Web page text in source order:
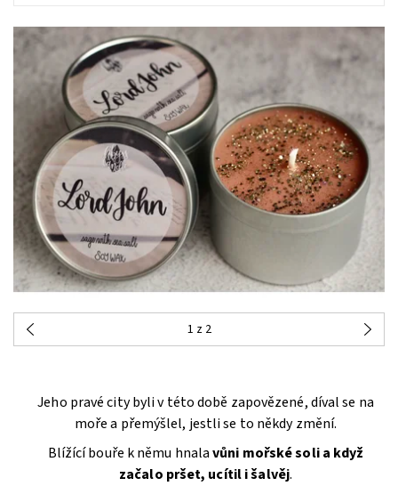
1 z 2
Jeho pravé city byli v této době zapovězené, díval se na
moře a přemýšlel, jestli se to někdy změní.
Blížící bouře k němu hnalavůni mořské soli a když
začalo pršet, ucítil i šalvěj.